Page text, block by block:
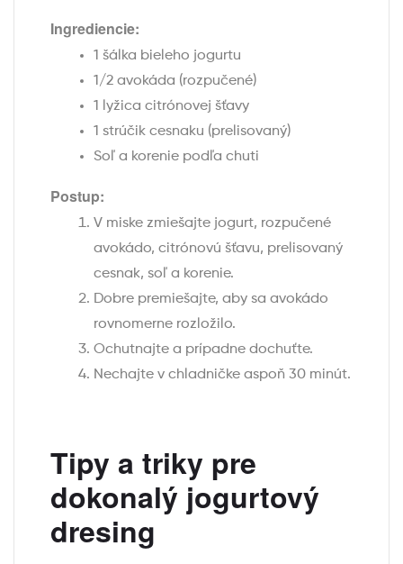
Ingrediencie:
1 šálka bieleho jogurtu
1/2 avokáda (rozpučené)
1 lyžica citrónovej šťavy
1 strúčik cesnaku (prelisovaný)
Soľ a korenie podľa chuti
Postup:
V miske zmiešajte jogurt, rozpučené
avokádo, citrónovú šťavu, prelisovaný
cesnak, soľ a korenie.
Dobre premiešajte, aby sa avokádo
rovnomerne rozložilo.
Ochutnajte a prípadne dochuťte.
Nechajte v chladničke aspoň 30 minút.
Tipy a triky pre
dokonalý jogurtový
dresing